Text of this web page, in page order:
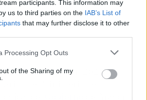
participants. This information may
us to third parties on the IAB’s List of
that may further disclose it to other
Processing Opt Outs
of the Sharing of my
Mina Muga logró en 2021 los
del Ministerio de